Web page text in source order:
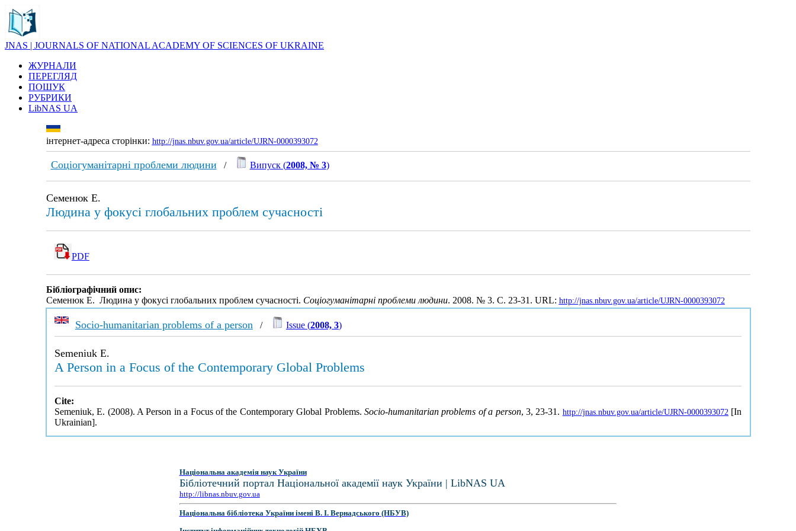
JNAS | JOURNALS OF NATIONAL ACADEMY OF SCIENCES OF UKRAINE
ЖУРНАЛИ
ПЕРЕГЛЯД
ПОШУК
РУБРИКИ
LibNAS UA
інтернет-адреса сторінки: http://jnas.nbuv.gov.ua/article/UJRN-0000393072
Соціогуманітарні проблеми людини / Випуск (2008, № 3)
Семенюк Е.
Людина у фокусі глобальних проблем сучасності
PDF
Бібліографічний опис:
Семенюк Е. Людина у фокусі глобальних проблем сучасності. Соціогуманітарні проблеми людини. 2008. № 3. С. 23-31. URL: http://jnas.nbuv.gov.ua/article/UJRN-0000393072
Socio-humanitarian problems of a person / Issue (2008, 3)
Semeniuk E.
A Person in a Focus of the Contemporary Global Problems
Cite:
Semeniuk, E. (2008). A Person in a Focus of the Contemporary Global Problems. Socio-humanitarian problems of a person, 3, 23-31. http://jnas.nbuv.gov.ua/article/UJRN-0000393072 [In
Ukrainian].
Національна академія наук України
Бібліотечний портал Національної академії наук України | LibNAS UA
http://libnas.nbuv.gov.ua
Національна бібліотека України імені В. І. Вернадського (НБУВ)